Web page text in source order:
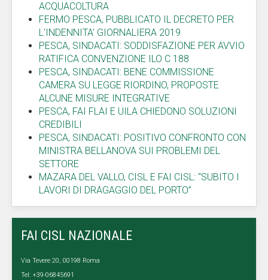
ACQUACOLTURA
FERMO PESCA, PUBBLICATO IL DECRETO PER
L'INDENNITA' GIORNALIERA 2019
PESCA, SINDACATI: SODDISFAZIONE PER AVVIO
RATIFICA CONVENZIONE ILO C 188
PESCA, SINDACATI: BENE COMMISSIONE
CAMERA SU LEGGE RIORDINO, PROPOSTE
ALCUNE MISURE INTEGRATIVE
PESCA, FAI FLAI E UILA CHIEDONO SOLUZIONI
CREDIBILI
PESCA, SINDACATI: POSITIVO CONFRONTO CON
MINISTRA BELLANOVA SUI PROBLEMI DEL
SETTORE
MAZARA DEL VALLO, CISL E FAI CISL: “SUBITO I
LAVORI DI DRAGAGGIO DEL PORTO”
FAI CISL NAZIONALE
Via Tevere 20, 00198 Roma
Tel: +39-06845691